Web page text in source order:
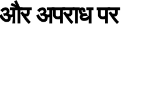
अपराध पर